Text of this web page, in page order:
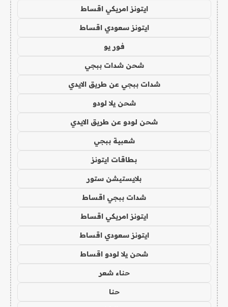
ايتونز امريكي اقساط
ايتونز سعودي اقساط
فور يو
شحن شدات ببجي
شدات ببجي عن طريق الايدي
شحن يلا لودو
شحن لودو عن طريق الايدي
شعبية ببجي
بطاقات ايتونز
بلايستيشن ستور
شدات ببجي اقساط
ايتونز امريكي اقساط
ايتونز سعودي اقساط
شحن يلا لودو اقساط
حناء شعر
حنا